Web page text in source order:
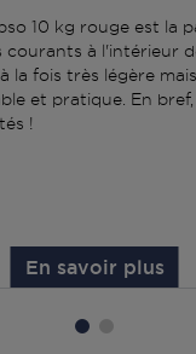
10 kg rouge est la
courants à l'intérieur
la fois très légère
et pratique. En
!
En savoir plus